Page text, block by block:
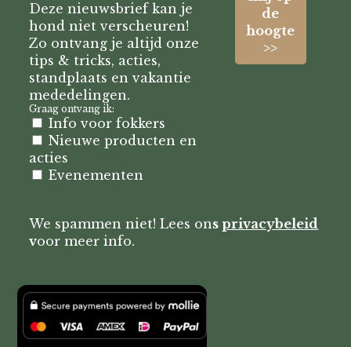
Deze nieuwsbrief kan je
hond niet verscheuren!
Zo ontvang je altijd onze
tips & tricks, acties,
standplaats en vakantie
mededelingen.
Graag ontvang ik:
Info voor fokkers
Nieuwe producten en
acties
Evenementen
We spammen niet! Lees onsprivacybeleid
voor meer info.